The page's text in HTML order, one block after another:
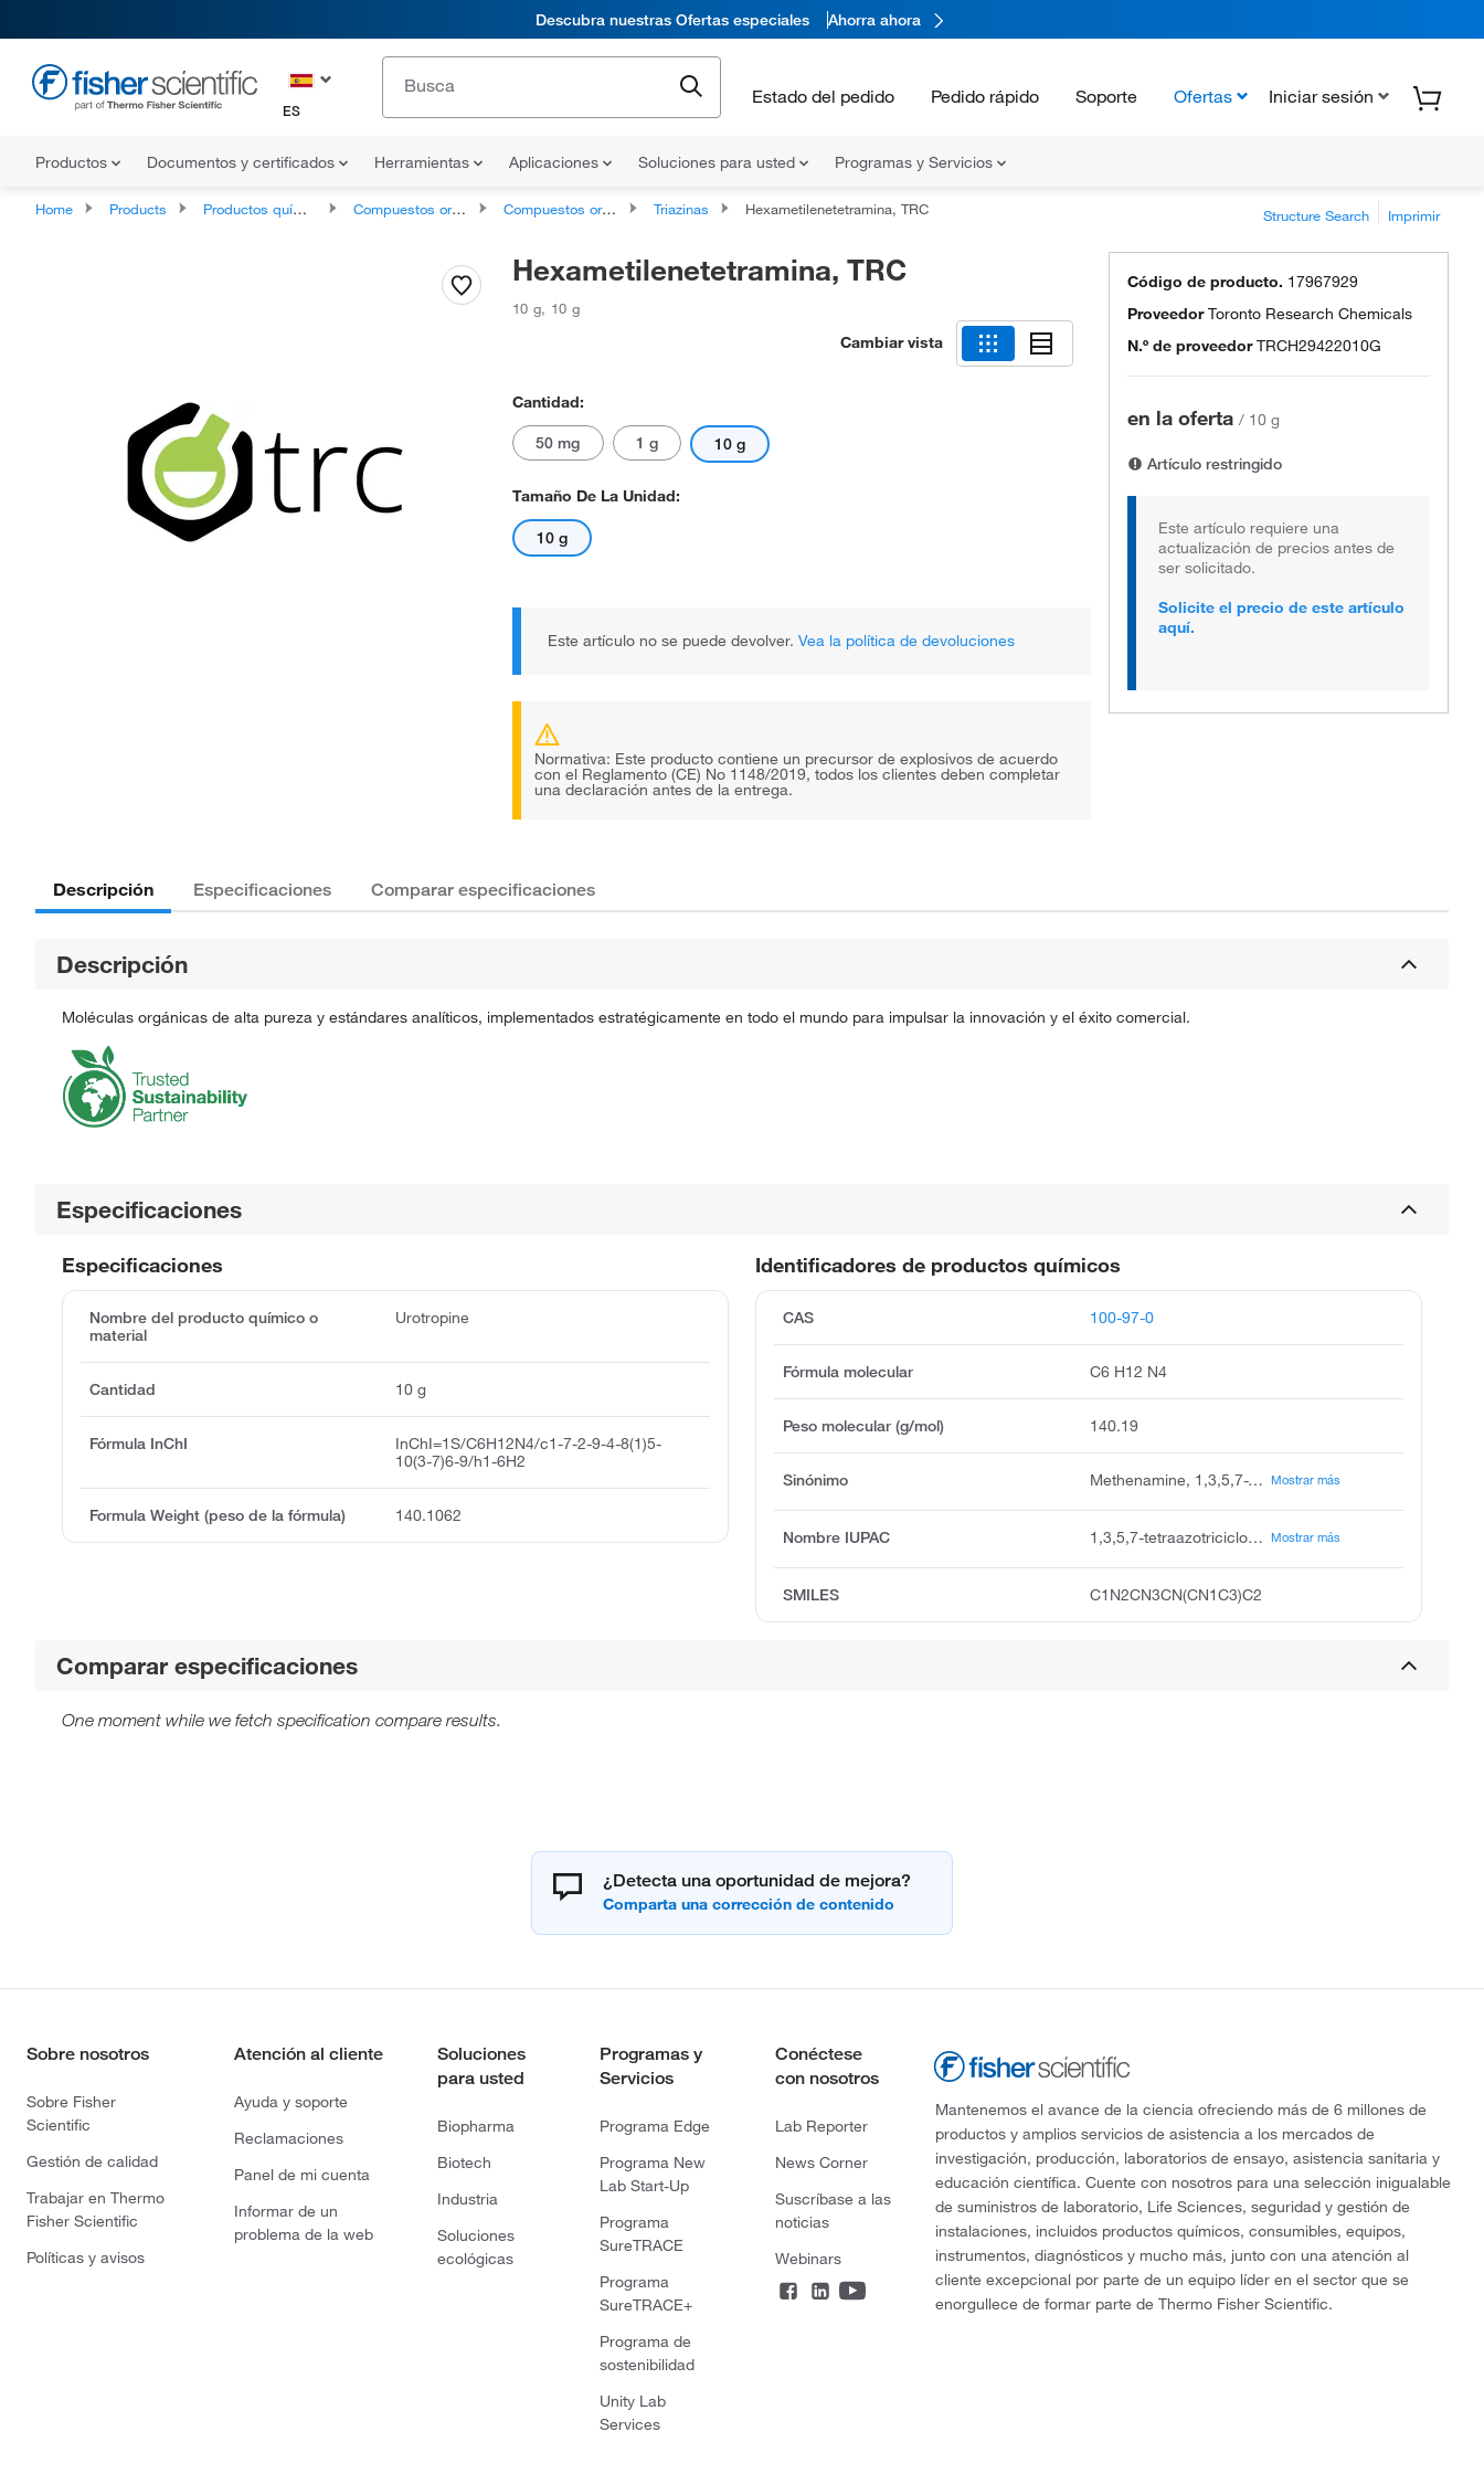
Descubra nuestras Ofertas especiales Ahorra ahora
ES
Estado del pedido Pedido rápido Soporte Ofertas Iniciar sesión
Productos Documentos y certificados Herramientas Aplicaciones Soluciones para usted Programas y Servicios
Home Products Productos químicos Compuestos orgánicos Compuestos organoheterocíclicos Triazinas Hexametilenetetramina, TRC Structure Search Imprimir
Hexametilenetetramina, TRC
10 g, 10 g
Cambiar vista
Cantidad:
50 mg 1 g 10 g
Tamaño De La Unidad:
10 g
Este artículo no se puede devolver. Vea la política de devoluciones
Normativa: Este producto contiene un precursor de explosivos de acuerdo
con el Reglamento (CE) No 1148/2019, todos los clientes deben completar
una declaración antes de la entrega.
Código de producto. 17967929
ProveedorToronto Research Chemicals
N.º de proveedor TRCH29422010G
en la oferta / 10 g
Artículo restringido
Este artículo requiere una
actualización de precios antes de
ser solicitado.
Solicite el precio de este artículo
aquí.
Descripción Especificaciones Comparar especificaciones
Descripción
Moléculas orgánicas de alta pureza y estándares analíticos, implementados estratégicamente en todo el mundo para impulsar la innovación y el éxito comercial.
Especificaciones
Identificadores de productos químicos
CAS 100-97-0
Fórmula molecular C6 H12 N4
Peso molecular (g/mol) 140.19
Sinónimo Methenamine, 1,3,5,7-Tetraazotricyclo[3.3.1.13,7]decane, Hexamethylenetetramine (8CI), 1,3,5,7-Tetraazaadamantane, 1,3,5,7-Tetraazatricyclo[3.3.1.13,7]decane (Urotropine), Aceto HMT, Aminoform, Ammoform, Antihydral, Cohedur H 30, Cystogen, Duirexol, EL 10, EL 10 (corrosion inhibitor), Ekagom H, Formamine, Formin, Formin (heterocycle), HA, HMT, HMTA, Heksa K, Herax UTS, Heterin, Hexa, Hexa (vulcanization accelerator), Hexa B, Hexa-Flo-Pulver, Hexaform, Hexamethylenamine, Hexamine, Hexamine (heterocycle), Hexamine Superfine, Hexasan, Methenamide, Methenamin, Methenamine, NSC 26346, NSC 403347, Nocceler H, Nocceler H-PO, Preparation AF, Rhenogran HEXA 80, S 4, S 4 (heterocycle), Sanceler H, Sanceler HT, Sanceler HT-PO, Thixon 715B, Uramin, Uratrine, Uritone, Urodeine, Urotropin, Urotropine, Vulkacit H, Vulkacit H 30, Xametrin Mostrar más
Nombre IUPAC 1,3,5,7-tetraazotriciclo[3.3.1.13,7]decano[3.3.1.13,7]deano Mostrar más
SMILES C1N2CN3CN(CN1C3)C2
Especificaciones
Nombre del producto químico o
material
Urotropine
Cantidad 10 g
Fórmula InChI
InChI=1S/C6H12N4/c1-7-2-9-4-8(1)5-
10(3-7)6-9/h1-6H2
Formula Weight (peso de la fórmula) 140.1062
Comparar especificaciones
One moment while we fetch specification compare results.
¿Detecta una oportunidad de mejora?
Sobre nosotros
Sobre Fisher
Scientific
Gestión de calidad
Trabajar en Thermo
Fisher Scientific
Políticas y avisos
Atención al cliente
Ayuda y soporte
Reclamaciones
Panel de mi cuenta
Informar de un
problema de la web
Soluciones
para usted
Biopharma
Biotech
Industria
Soluciones
ecológicas
Programas y
Servicios
Programa Edge
Programa New
Lab Start-Up
Programa
SureTRACE
Programa
SureTRACE+
Programa de
sostenibilidad
Unity Lab
Services
Conéctese
con nosotros
Lab Reporter
News Corner
Suscríbase a las
noticias
Webinars
Mantenemos el avance de la ciencia ofreciendo más de 6 millones de
productos y amplios servicios de asistencia a los mercados de
investigación, producción, laboratorios de ensayo, asistencia sanitaria y
educación científica. Cuente con nosotros para una selección inigualable
de suministros de laboratorio, Life Sciences, seguridad y gestión de
instalaciones, incluidos productos químicos, consumibles, equipos,
instrumentos, diagnósticos y mucho más, junto con una atención al
cliente excepcional por parte de un equipo líder en el sector que se
enorgullece de formar parte de Thermo Fisher Scientific.